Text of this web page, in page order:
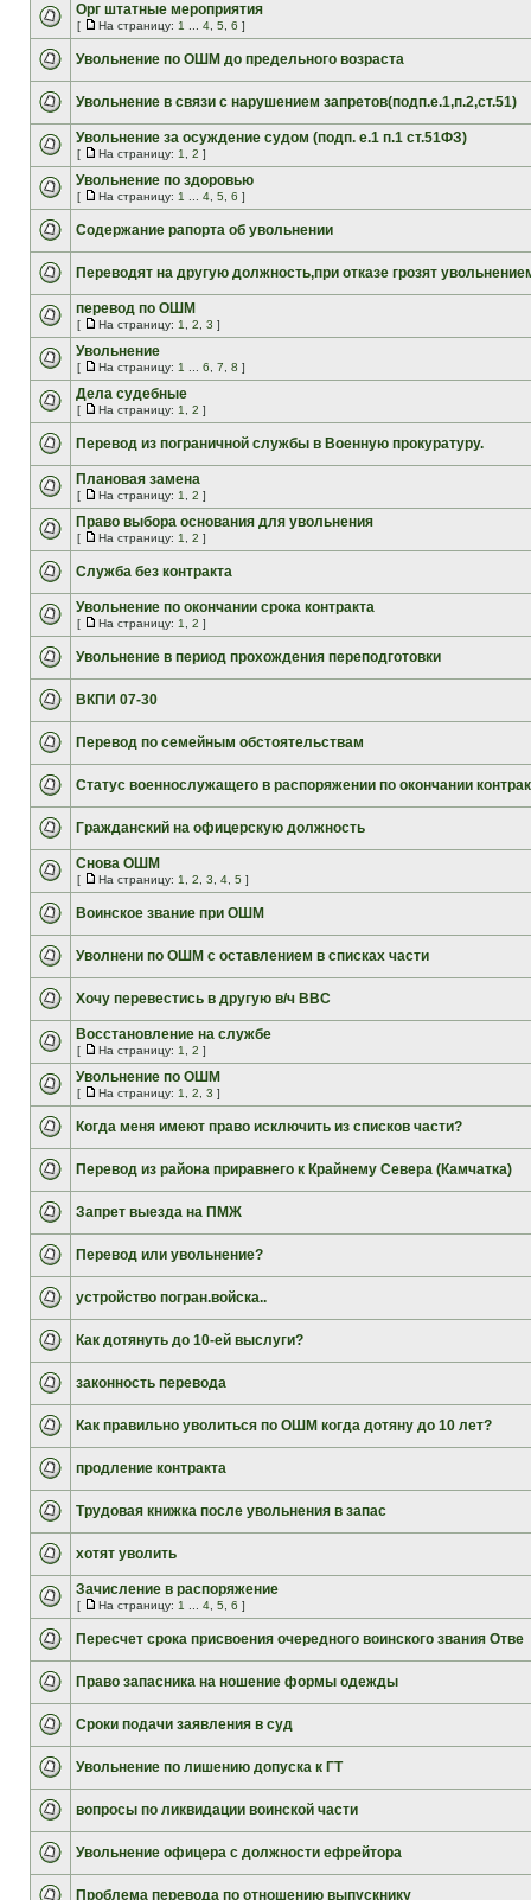
Орг штатные мероприятия
[ На страницу: 1 4 5 6 ]
Увольнение по ОШМ до предельного возраста
Увольнение в связи с нарушением запретов(подп.е.1,п.2,ст.51)
Увольнение за осуждение судом (подп. е.1 п.1 ст.51ФЗ)
[ На страницу: 1 2 ]
Увольнение по здоровью
[ На страницу: 1 4 5 6 ]
Содержание рапорта об увольнении
Переводят на другую должность,при отказе грозят
перевод по ОШМ
[ На страницу: 1 2 3 ]
Увольнение
[ На страницу: 1 6 7 8 ]
Дела судебные
[ На страницу: 1 2 ]
Перевод из пограничной службы в Военную прокуратуру.
Плановая замена
[ На страницу: 1 2 ]
Право выбора основания для увольнения
[ На страницу: 1 2 ]
Служба без контракта
Увольнение по окончании срока контракта
[ На страницу: 1 2 ]
Увольнение в период прохождения переподготовки
ВКПИ 07-30
Перевод по семейным обстоятельствам
Статус военнослужащего в распоряжении по окончании
Гражданский на офицерскую должность
Снова ОШМ
[ На страницу: 1 2 3 4 5 ]
Воинское звание при ОШМ
Уволнени по ОШМ с оставлением в списках части
Хочу перевестись в другую в/ч ВВС
Восстановление на службе
[ На страницу: 1 2 ]
Увольнение по ОШМ
[ На страницу: 1 2 3 ]
Когда меня имеют право исключить из списков части?
Перевод из района приравнего к Крайнему Севера (Камчатка)
Запрет выезда на ПМЖ
Перевод или увольнение?
устройство погран.войска..
Как дотянуть до 10-ей выслуги?
законность перевода
Как правильно уволиться по ОШМ когда дотяну до 10 лет?
продление контракта
Трудовая книжка после увольнения в запас
хотят уволить
Зачисление в распоряжение
[ На страницу: 1 4 5 6 ]
Пересчет срока присвоения очередного воинского звания Отве
Право запасника на ношение формы одежды
Сроки подачи заявления в суд
Увольнение по лишению допуска к ГТ
вопросы по ликвидации воинской части
Увольнение офицера с должности ефрейтора
Проблема перевода по отношению выпускнику